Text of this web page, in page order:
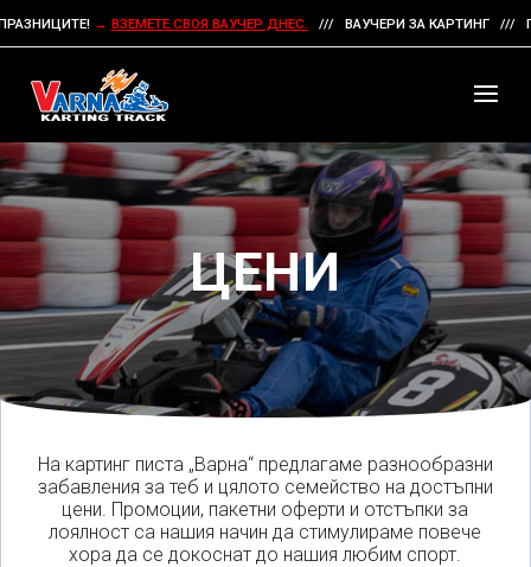
→ВЗЕМЕТЕ СВОЯ ВАУЧЕР ДНЕС./// ВАУЧЕРИ ЗА КАРТИНГ ///
ЦЕНИ
На картинг писта „Варна“ предлагаме разнообразни
забавления за теб и цялото семейство на достъпни
цени. Промоции, пакетни оферти и отстъпки за
лоялност са нашия начин да стимулираме повече
хора да се докоснат до нашия любим спорт.